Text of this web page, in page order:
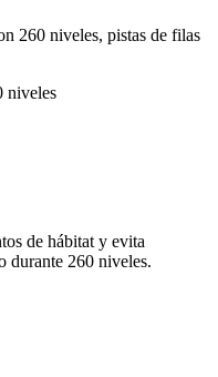
260 niveles, pistas de filas
niveles
de hábitat y evita
durante 260 niveles.